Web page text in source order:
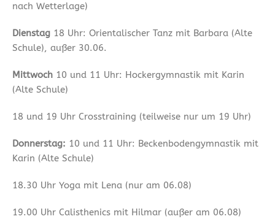
nach Wetterlage)
Dienstag 18 Uhr: Orientalischer Tanz mit Barbara (Alte
Schule), außer 30.06.
Mittwoch 10 und 11 Uhr: Hockergymnastik mit Karin
(Alte Schule)
18 und 19 Uhr Crosstraining (teilweise nur um 19 Uhr)
Donnerstag: 10 und 11 Uhr: Beckenbodengymnastik mit
Karin (Alte Schule)
18.30 Uhr Yoga mit Lena (nur am 06.08)
19.00 Uhr Calisthenics mit Hilmar (außer am 06.08)